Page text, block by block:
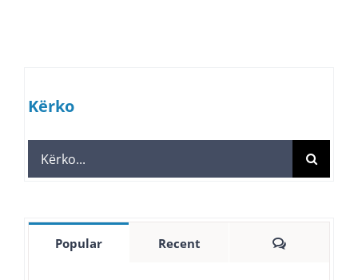
Kërko
Search
for:
Popular Recent Comments